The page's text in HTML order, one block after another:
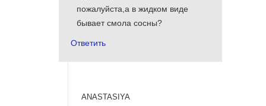
пожалуйста,а в жидком виде
бывает смола сосны?
Ответить
anastasiya